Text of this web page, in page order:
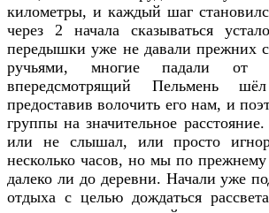
километры, и каждый шаг
через 2 начала сказываться
передышки уже не давали прежних
ручьями, многие падали от
впередсмотрящий Пельмень
предоставив волочить его нам, и
группы на значительное
или не слышал, или просто
несколько часов, но мы по
далеко ли до деревни. Начали уже
отдыха с целью дождаться